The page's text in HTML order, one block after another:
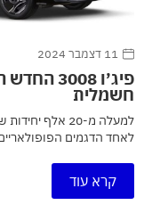
11 דצמבר 2024
פיג׳ו
חשמלית
לאחד הדגמים
קרא עוד